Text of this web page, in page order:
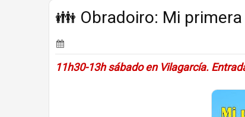
👪 Obradoiro: Mi
11h30-13h sábado en Vilagarcía.